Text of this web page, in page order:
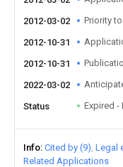
2012-03-02 Priority
2012-10-31
2012-10-31
2022-03-02
Status Expired -
Info Cited by (9) Legal
Related Applications